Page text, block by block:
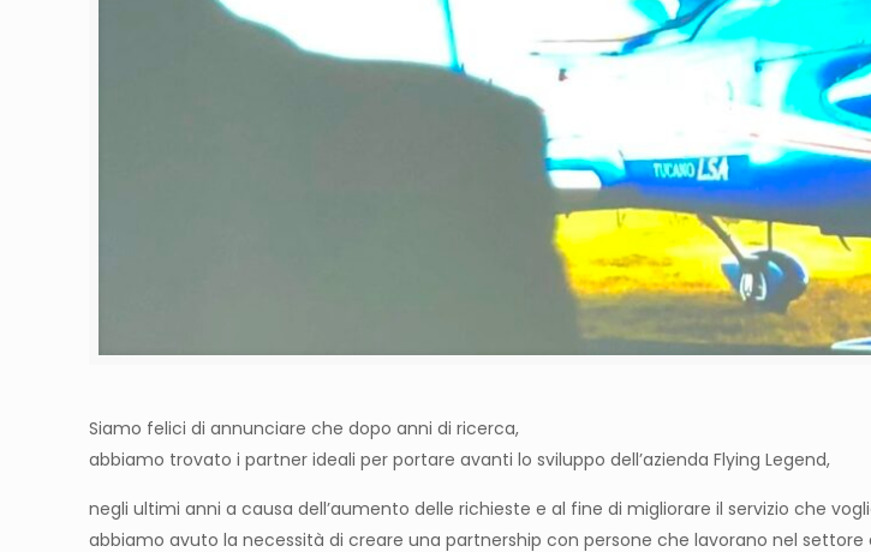
Siamo felici di annunciare che dopo anni di ricerca,
abbiamo trovato i partner ideali per portare avanti lo sviluppo dell’azienda Flying Legend,
negli ultimi anni a causa dell’aumento delle richieste e al fine di migliorare il servizio che
abbiamo avuto la necessità di creare una partnership con persone che lavorano nel